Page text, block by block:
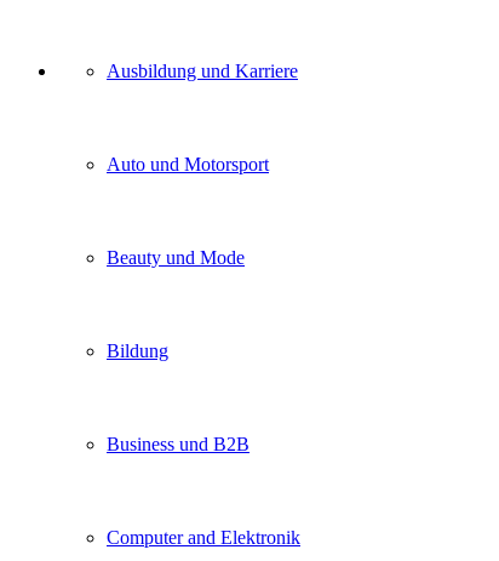
Unser
Kategorien
Ausbildung und Karriere
Auto und Motorsport
Beauty und Mode
Bildung
Business und B2B
Computer and Elektronik